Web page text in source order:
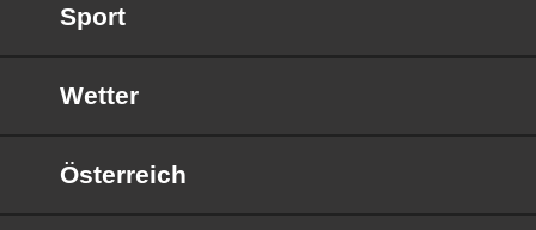
Sport
Wetter
Österreich